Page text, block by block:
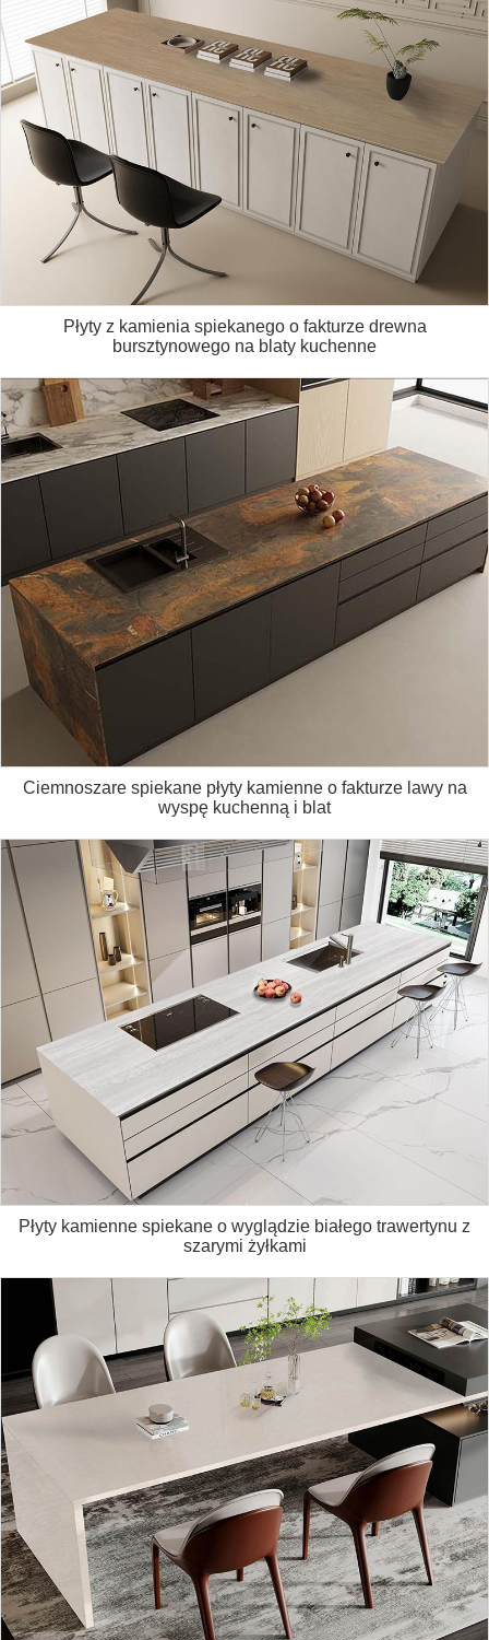
Płyty z kamienia spiekanego o fakturze drewna
bursztynowego na blaty kuchenne
Ciemnoszare spiekane płyty kamienne o fakturze lawy na
wyspę kuchenną i blat
Płyty kamienne spiekane o wyglądzie białego trawertynu z
szarymi żyłkami